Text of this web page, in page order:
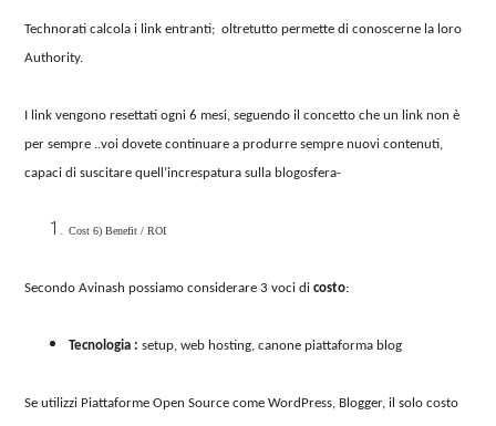
Technorati calcola i link entranti; oltretutto permette di conoscerne la loro
Authority.
I link vengono resettati ogni 6 mesi, seguendo il concetto che un link non è
per sempre ..voi dovete continuare a produrre sempre nuovi contenuti,
capaci di suscitare quell’increspatura sulla blogosfera-
Cost 6) Benefit / ROI
Secondo Avinash possiamo considerare 3 voci dicosto:
Tecnologia :setup, web hosting, canone piattaforma blog
Se utilizzi Piattaforme Open Source come WordPress, Blogger, il solo costo